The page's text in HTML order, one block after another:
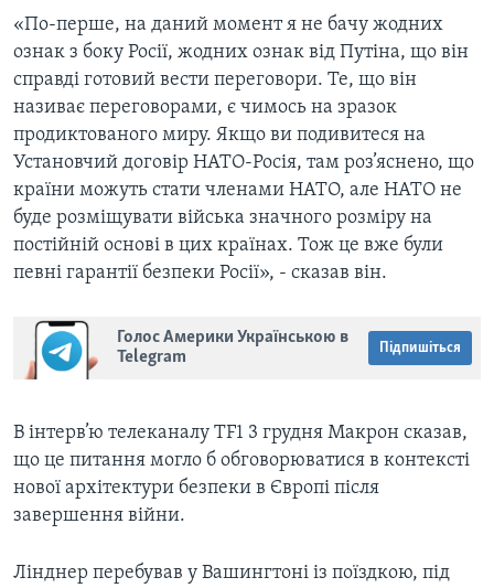
«По-перше, на даний момент я не бачу жодних
ознак з боку Росії, жодних ознак від Путіна, що він
справді готовий вести переговори. Те, що він
називає переговорами, є чимось на зразок
продиктованого миру. Якщо ви подивитеся на
Установчий договір НАТО-Росія, там роз’яснено, що
країни можуть стати членами НАТО, але НАТО не
буде розміщувати війська значного розміру на
постійній основі в цих країнах. Тож це вже були
певні гарантії безпеки Росії», - сказав він.
Голос Америки Українською в
Telegram
Підпишіться
В інтерв’ю телеканалу TF1 3 грудня Макрон сказав,
що це питання могло б обговорюватися в контексті
нової архітектури безпеки в Європі після
завершення війни.
Лінднер перебував у Вашингтоні із поїздкою, під